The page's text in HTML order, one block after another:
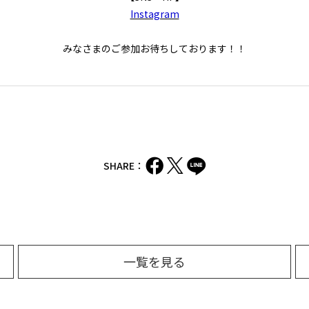
Instagram
みなさまのご参加お待ちしております！！
SHARE：
一覧を見る